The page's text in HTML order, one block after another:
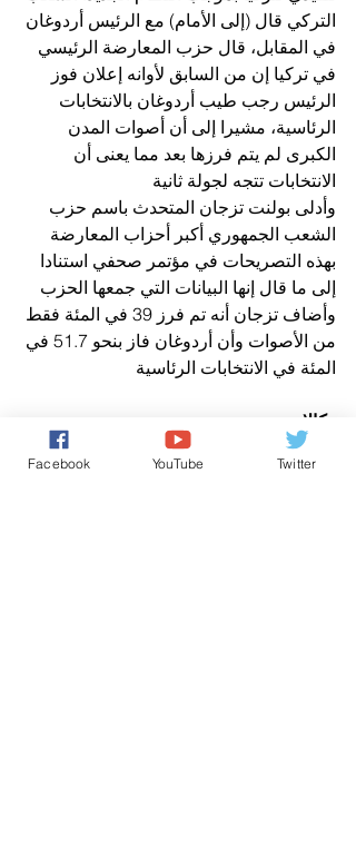
التركي قال (إلى الأمام) مع الرئيس أردوغان
في المقابل، قال حزب المعارضة الرئيسي
في تركيا إن من السابق لأوانه إعلان فوز
الرئيس رجب طيب أردوغان بالانتخابات
الرئاسية، مشيرا إلى أن أصوات المدن
الكبرى لم يتم فرزها بعد مما يعنى أن
الانتخابات تتجه لجولة ثانية
وأدلى بولنت تزجان المتحدث باسم حزب
الشعب الجمهوري أكبر أحزاب المعارضة
بهذه التصريحات في مؤتمر صحفي استنادا
إلى ما قال إنها البيانات التي جمعها الحزب
وأضاف تزجان أنه تم فرز 39 في المئة فقط
من الأصوات وأن أردوغان فاز بنحو 51.7 في
المئة في الانتخابات الرئاسية
وكالات
الأخبار باللغة العربية
Facebook YouTube Twitter